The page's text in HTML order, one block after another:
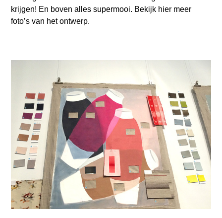
krijgen! En boven alles supermooi. Bekijk hier meer
foto’s van het ontwerp.